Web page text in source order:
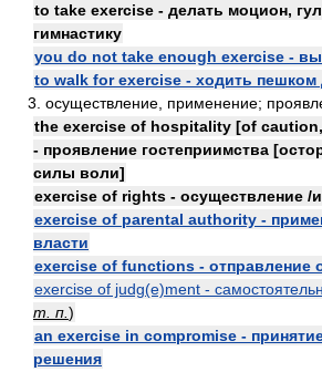
to take exercise - делать моцион,
гимнастику
you do not take enough exercise -
to walk for exercise - ходить
3. осуществление, применение;
the exercise of hospitality [of
- проявление гостеприимства
силы воли]
exercise of rights - осуществление /
exercise of parental authority -
власти
exercise of functions - отправление
exercise of judg(e)ment -
т. п. )
an exercise in compromise -
решения